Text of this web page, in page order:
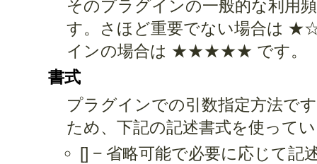
そのプラグインの一般的な利用
す。さほど重要でない場合は
インの場合は ★★★★★ です。
書式
プラグインでの引数指定方法で
ため、下記の記述書式を使って
[] − 省略可能で必要に応じて記